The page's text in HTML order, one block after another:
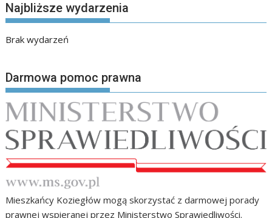
Najbliższe wydarzenia
Brak wydarzeń
Darmowa pomoc prawna
Mieszkańcy Koziegłów mogą skorzystać z darmowej porady
prawnej wspieranej przez Ministerstwo Sprawiedliwości.